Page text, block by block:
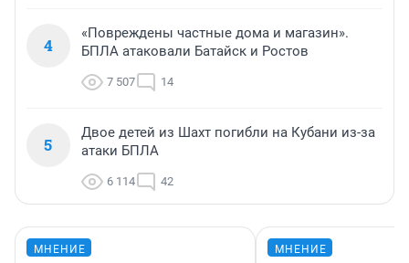
4
«Повреждены частные дома и магазин».
БПЛА атаковали Батайск и Ростов
7 507 14
5
Двое детей из Шахт погибли на Кубани из-за
атаки БПЛА
6 114 42
МНЕНИЕ МНЕНИЕ